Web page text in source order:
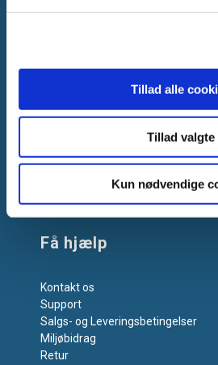
Tillad alle
Tillad valgte
Kun nødvendige
Få hjælp
Kontakt os
Support
Salgs- og Leveringsbetingelser
Miljøbidrag
Retur